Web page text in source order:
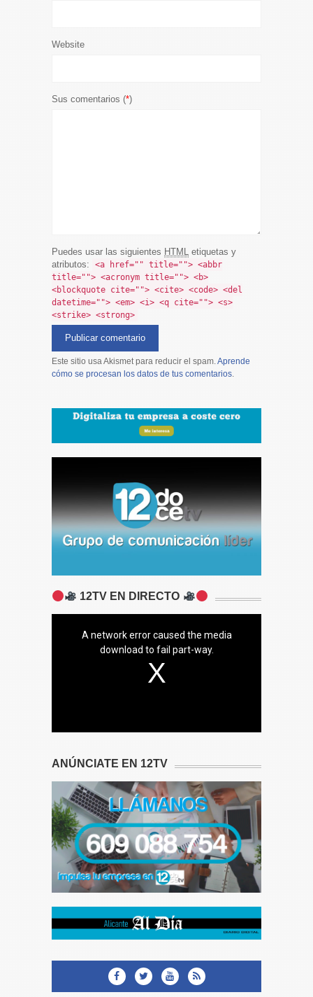
Website
Sus comentarios (*)
Puedes usar las siguientes HTML etiquetas y
atributos:
<a href="" title=""> <abbr
title=""> <acronym title=""> <b>
<blockquote cite=""> <cite> <code> <del
datetime=""> <em> <i> <q cite=""> <s>
<strike> <strong>
Este sitio usa Akismet para reducir el spam.Aprende
cómo se procesan los datos de tus comentarios.
12TV EN DIRECTO
A network error caused the media
download to fail part-way.
ANÚNCIATE EN 12TV